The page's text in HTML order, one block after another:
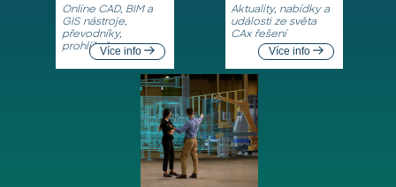
Online CAD, BIM a
GIS nástroje,
převodníky,
prohlížečeVíce info
Aktuality, nabídky a
události ze světa
CAx řešení
Více info